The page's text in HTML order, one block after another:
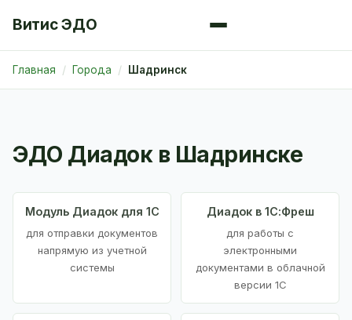
Витис ЭДО
Главная Города Шадринск
ЭДО Диадок в Шадринске
Модуль Диадок для 1С
для отправки документов
напрямую из учетной
системы
Диадок в 1С:Фреш
для работы с
электронными
документами в облачной
версии 1С